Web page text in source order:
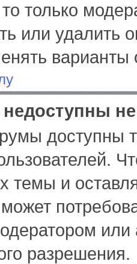
только
или удалить
варианты
недоступны
доступны
темы и
разрешения.